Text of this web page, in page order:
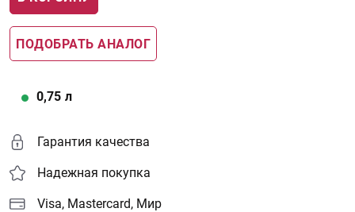
ПОДОБРАТЬ АНАЛОГ
0,75 л
Гарантия качества
Надежная покупка
Visa, Mastercard, Мир